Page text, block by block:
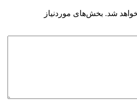
شد. بخش‌های موردنیاز